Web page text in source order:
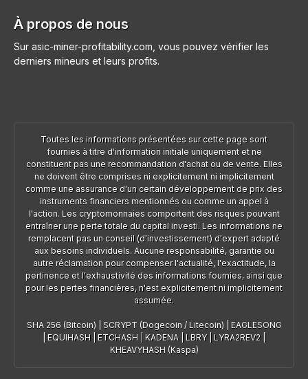
À propos de nous
Sur asic-miner-profitability.com, vous pouvez vérifier les
derniers mineurs et leurs profits.
Toutes les informations présentées sur cette page sont
fournies à titre d'information initiale uniquement et ne
constituent pas une recommandation d'achat ou de vente. Elles
ne doivent être comprises ni explicitement ni implicitement
comme une assurance d'un certain développement de prix des
instruments financiers mentionnés ou comme un appel à
l'action. Les cryptomonnaies comportent des risques pouvant
entraîner une perte totale du capital investi. Les informations ne
remplacent pas un conseil (d'investissement) d'expert adapté
aux besoins individuels. Aucune responsabilité, garantie ou
autre réclamation pour compenser l'actualité, l'exactitude, la
pertinence et l'exhaustivité des informations fournies, ainsi que
pour les pertes financières, n'est explicitement ni implicitement
assumée.
SHA 256 (Bitcoin) SCRYPT (Dogecoin / Litecoin)
EAGLESONG
EQUIHASH ETCHASH KADENA LBRY| LYRA2REV2
KHEAVYHASH (Kaspa)